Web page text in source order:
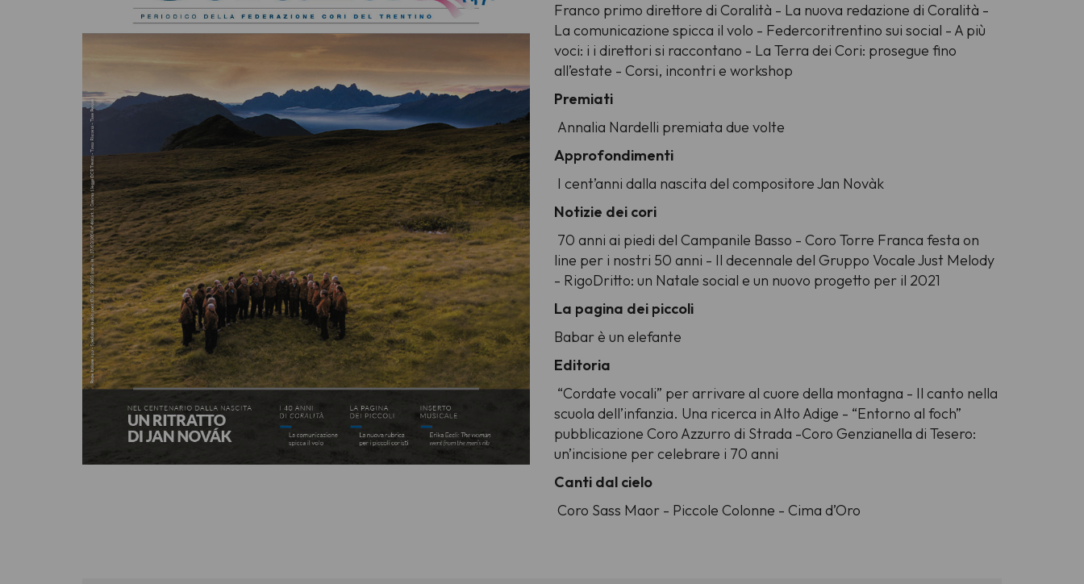
Franco primo direttore di Coralità - La nuova redazione di Coralità -
La comunicazione spicca il volo - Federcoritrentino sui social - A più
voci: i i direttori si raccontano - La Terra dei Cori: prosegue fino
all’estate - Corsi, incontri e workshop
Premiati
Annalia Nardelli premiata due volte
Approfondimenti
I cent’anni dalla nascita del compositore Jan Novàk
Notizie dei cori
70 anni ai piedi del Campanile Basso - Coro Torre Franca festa on
line per i nostri 50 anni - Il decennale del Gruppo Vocale Just Melody
- RigoDritto: un Natale social e un nuovo progetto per il 2021
La pagina dei piccoli
Babar è un elefante
Editoria
“Cordate vocali” per arrivare al cuore della montagna - Il canto nella
scuola dell’infanzia. Una ricerca in Alto Adige - “Entorno al foch”
pubblicazione Coro Azzurro di Strada -Coro Genzianella di Tesero:
un’incisione per celebrare i 70 anni
Canti dal cielo
Coro Sass Maor - Piccole Colonne - Cima d’Oro